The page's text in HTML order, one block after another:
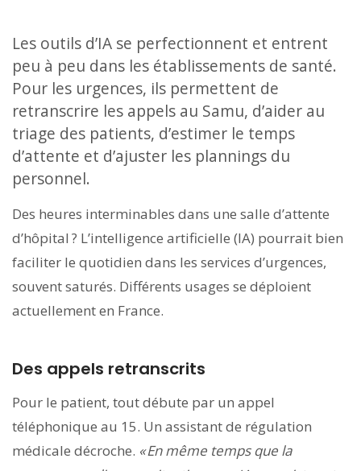
Les outils d’IA se perfectionnent et entrent
peu à peu dans les établissements de santé.
Pour les urgences, ils permettent de
retranscrire les appels au Samu, d’aider au
triage des patients, d’estimer le temps
d’attente et d’ajuster les plannings du
personnel.
Des heures interminables dans une salle d’attente
d’hôpital ? L’intelligence artificielle (IA) pourrait bien
faciliter le quotidien dans les services d’urgences,
souvent saturés. Différents usages se déploient
actuellement en France.
Des appels retranscrits
Pour le patient, tout débute par un appel
téléphonique au 15. Un assistant de régulation
médicale décroche. « En même temps que la